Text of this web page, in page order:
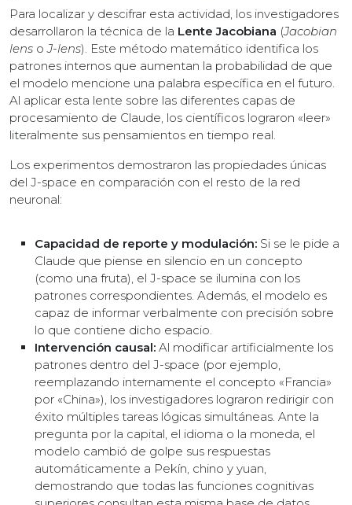
Para localizar y descifrar esta actividad, los investigadores
desarrollaron la técnica de la Lente Jacobiana (Jacobian
lens oJ-lens). Este método matemático identifica los
patrones internos que aumentan la probabilidad de que
el modelo mencione una palabra específica en el futuro.
Al aplicar esta lente sobre las diferentes capas de
procesamiento de Claude, los científicos lograron «leer»
literalmente sus pensamientos en tiempo real.
Los experimentos demostraron las propiedades únicas
del J-space en comparación con el resto de la red
neuronal:
Capacidad de reporte y modulación: Si se le pide a
Claude que piense en silencio en un concepto
(como una fruta), el J-space se ilumina con los
patrones correspondientes. Además, el modelo es
capaz de informar verbalmente con precisión sobre
lo que contiene dicho espacio.
Intervención causal: Al modificar artificialmente los
patrones dentro del J-space (por ejemplo,
reemplazando internamente el concepto «Francia»
por «China»), los investigadores lograron redirigir con
éxito múltiples tareas lógicas simultáneas. Ante la
pregunta por la capital, el idioma o la moneda, el
modelo cambió de golpe sus respuestas
automáticamente a Pekín, chino y yuan,
demostrando que todas las funciones cognitivas